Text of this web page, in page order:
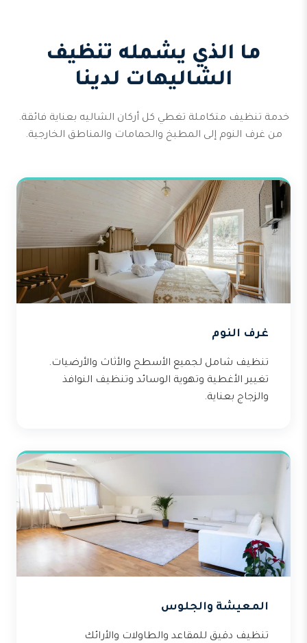
ما الذي يشمله تنظيف
الشاليهات لدينا
خدمة تنظيف متكاملة تغطي كل أركان الشاليه بعناية فائقة.
من غرف النوم إلى المطبخ والحمامات والمناطق الخارجية.
غرف النوم
تنظيف شامل لجميع الأسطح والأثاث والأرضيات.
تغيير الأغطية وتهوية الوسائد وتنظيف النوافذ
والزجاج بعناية.
المعيشة والجلوس
تنظيف دقيق للمقاعد والطاولات والأرائك